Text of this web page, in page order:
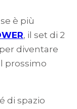
è più
, il set di 2
diventare
prossimo
di spazio